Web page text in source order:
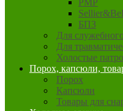
PMP
БПЗ
Для
Для
Холостые
Порох, капсюли,
Порох
Капсюли
Товары для